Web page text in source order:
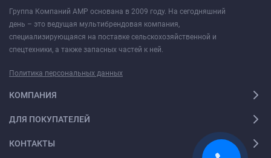
Группа Компаний АМР основана в 2009 году. На сегодняшний
день – это ведущая мультибрендовая компания,
специализирующаяся на поставке сельскохозяйственной и
спецтехники, а также запасных частей к ней.
Политика персональных данных
КОМПАНИЯ
ДЛЯ ПОКУПАТЕЛЕЙ
КОНТАКТЫ